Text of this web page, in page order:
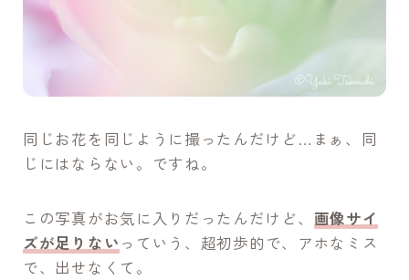
同じお花を同じように撮ったんだけど…まぁ、同
じにはならない。ですね。
この写真がお気に入りだったんだけど、 画像サイ
ズが足りない っていう、超初歩的で、アホなミス
で、出せなくて。